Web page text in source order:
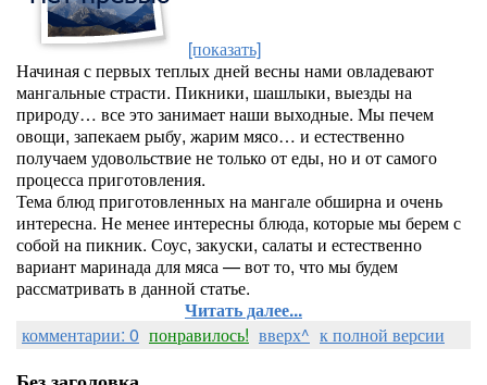
[показать]
Начиная с первых теплых дней весны нами овладевают
мангальные страсти. Пикники, шашлыки, выезды на
природу… все это занимает наши выходные. Мы печем
овощи, запекаем рыбу, жарим мясо… и естественно
получаем удовольствие не только от еды, но и от самого
процесса приготовления.
Тема блюд приготовленных на мангале обширна и очень
интересна. Не менее интересны блюда, которые мы берем с
собой на пикник. Соус, закуски, салаты и естественно
вариант маринада для мяса — вот то, что мы будем
рассматривать в данной статье.
Читать далее...
комментарии: 0 понравилось! вверх^ к полной версии